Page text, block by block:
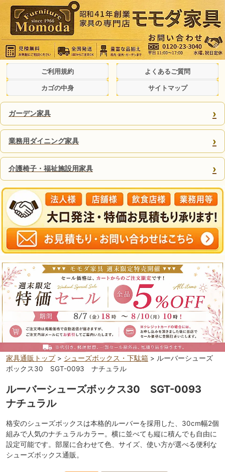
ご利用規約 よくあるご質問
カゴの中身 サイトマップ
ガーデン家具 ›
業務用ダイニング家具 ›
介護椅子・福祉施設用家具 ›
家具通販トップ> シューズボックス・下駄箱 > ルーバーシューズ
ボックス30 SGT-0093 ナチュラル
ルーバーシューズボックス30 SGT-0093
ナチュラル
格安のシューズボックスは本格的ルーバーを採用した、30cm幅2個
組みで人気のナチュラルカラー。横に並べても縦に積んでも自由に
設定可能です。部屋に合わせて色、サイズ、使い方が選べる便利な
シューズボックス通販。